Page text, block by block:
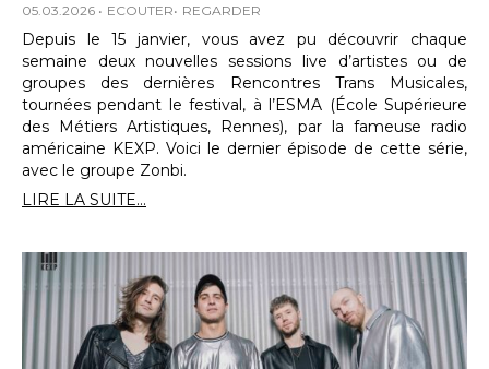
05.03.2026 ECOUTER REGARDER
Depuis le 15 janvier, vous avez pu découvrir chaque
semaine deux nouvelles sessions live d’artistes ou de
groupes des dernières Rencontres Trans Musicales,
tournées pendant le festival, à l’ESMA (École Supérieure
des Métiers Artistiques, Rennes), par la fameuse radio
américaine KEXP. Voici le dernier épisode de cette série,
avec le groupe Zonbi.
LIRE LA SUITE...